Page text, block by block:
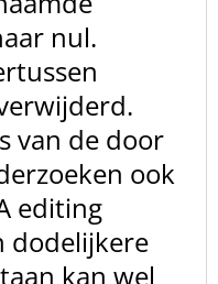
nul.
van de door
ook
editing
dodelijkere
kan wel